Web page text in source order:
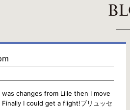
changes from Lille then I move
I could get a flight!ブリュッセ